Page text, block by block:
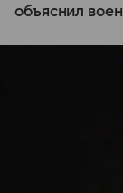
объяснил